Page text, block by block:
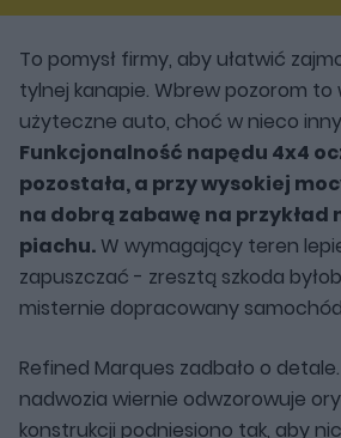
To pomysł firmy, aby ułatwić
tylnej kanapie. Wbrew pozorom to
użyteczne auto, choć w nieco
Funkcjonalność napędu 4x4
pozostała, a przy wysokiej
na dobrą zabawę na przykład
piachu. W wymagający teren
zapuszczać - zresztą szkoda
misternie dopracowany
Refined Marques zadbało o
nadwozia wiernie odwzorowuje
konstrukcji podniesiono tak, aby